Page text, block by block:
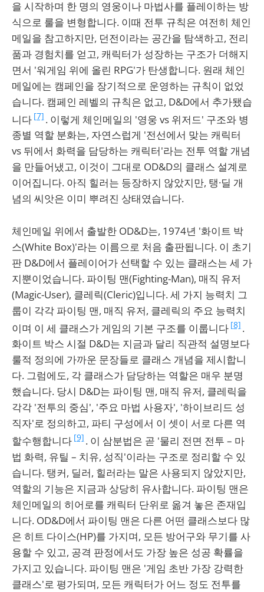
을 시작하며 한 명의 영웅이나 마법사를 플레이하는 방
식으로 룰을 변형합니다. 이때 전투 규칙은 여전히 체인
메일을 참고하지만, 던전이라는 공간을 탐색하고, 전리
품과 경험치를 얻고, 캐릭터가 성장하는 구조가 더해지
면서 '워게임 위에 올린 RPG'가 탄생합니다. 원래 체인
메일에는 캠페인을 장기적으로 운영하는 규칙이 없었
습니다. 캠페인 레벨의 규칙은 없고, D&D에서 추가됐습
니다 [7] . 이렇게 체인메일의 '영웅 vs 위저드' 구조와 병
종별 역할 분화는, 자연스럽게 '전선에서 맞는 캐릭터
vs 뒤에서 화력을 담당하는 캐릭터'라는 전투 역할 개념
을 만들어냈고, 이것이 그대로 OD&D의 클래스 설계로
이어집니다. 아직 힐러는 등장하지 않았지만, 탱·딜 개
념의 씨앗은 이미 뿌려진 상태였습니다.
체인메일 위에서 출발한 OD&D는, 1974년 '화이트 박
스(White Box)'라는 이름으로 처음 출판됩니다. 이 초기
판 D&D에서 플레이어가 선택할 수 있는 클래스는 세 가
지뿐이었습니다. 파이팅 맨(Fighting-Man), 매직 유저
(Magic-User), 클레릭(Cleric)입니다. 세 가지 능력치 그
룹이 각각 파이팅 맨, 매직 유저, 클레릭의 주요 능력치
이며 이 세 클래스가 게임의 기본 구조를 이룹니다 [8] .
화이트 박스 시절 D&D는 지금과 달리 직관적 설명보다
룰적 정의에 가까운 문장들로 클래스 개념을 제시합니
다. 그럼에도, 각 클래스가 담당하는 역할은 매우 분명
했습니다. 당시 D&D는 파이팅 맨, 매직 유저, 클레릭을
각각 '전투의 중심', '주요 마법 사용자', '하이브리드 성
직자'로 정의하고, 파티 구성에서 이 셋이 서로 다른 역
할수행합니다 [9] . 이 삼분법은 곧 '물리 전면 전투 – 마
법 화력, 유틸 – 치유, 성직'이라는 구조로 정리할 수 있
습니다. 탱커, 딜러, 힐러라는 말은 사용되지 않았지만,
역할의 기능은 지금과 상당히 유사합니다. 파이팅 맨은
체인메일의 히어로를 캐릭터 단위로 옮겨 놓은 존재입
니다. OD&D에서 파이팅 맨은 다른 어떤 클래스보다 많
은 히트 다이스(HP)를 가지며, 모든 방어구와 무기를 사
용할 수 있고, 공격 판정에서도 가장 높은 성공 확률을
가지고 있습니다. 파이팅 맨은 '게임 초반 가장 강력한
클래스'로 평가되며, 모든 캐릭터가 어느 정도 전투를